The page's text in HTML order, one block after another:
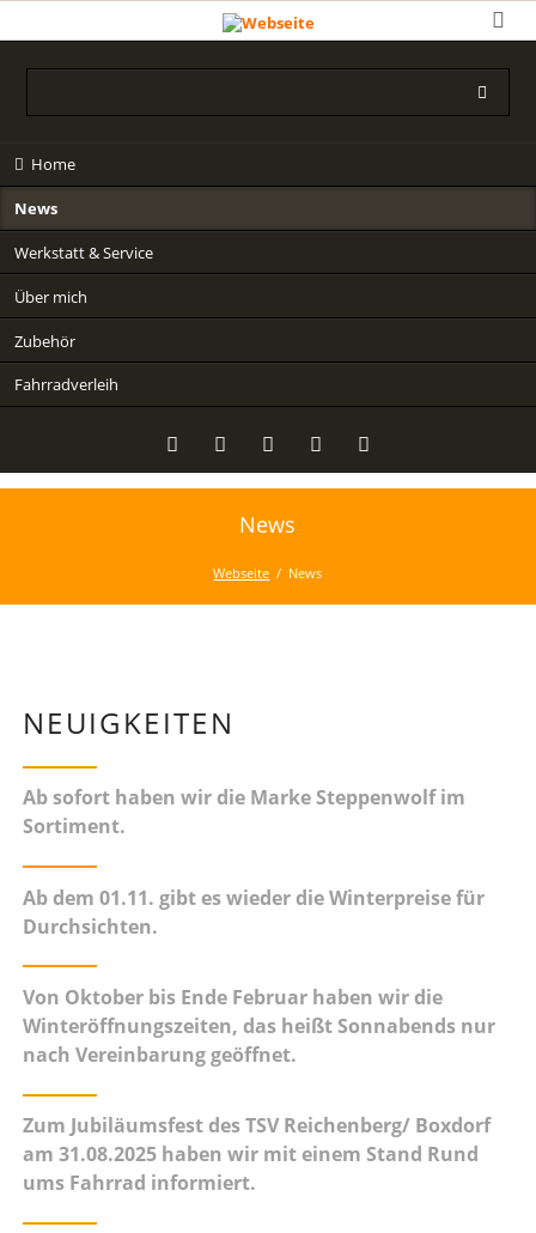
Navigation
überspringen
Home
News
Werkstatt & Service
Über mich
Zubehör
Fahrradverleih
LinkedInGoogle+Facebook
News
Webseite News
NEUIGKEITEN
Ab sofort haben wir die Marke Steppenwolf im
Sortiment.
Ab dem 01.11. gibt es wieder die Winterpreise für
Durchsichten.
Von Oktober bis Ende Februar haben wir die
Winteröffnungszeiten, das heißt Sonnabends nur
nach Vereinbarung geöffnet.
Zum Jubiläumsfest des TSV Reichenberg/ Boxdorf
am 31.08.2025 haben wir mit einem Stand Rund
ums Fahrrad informiert.